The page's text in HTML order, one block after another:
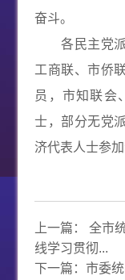
奋斗。
各民主党
工商联、市侨
员，市知联会
士，部分无党
济代表人士参加
上一篇：全市
线学习贯彻...
下一篇：市委